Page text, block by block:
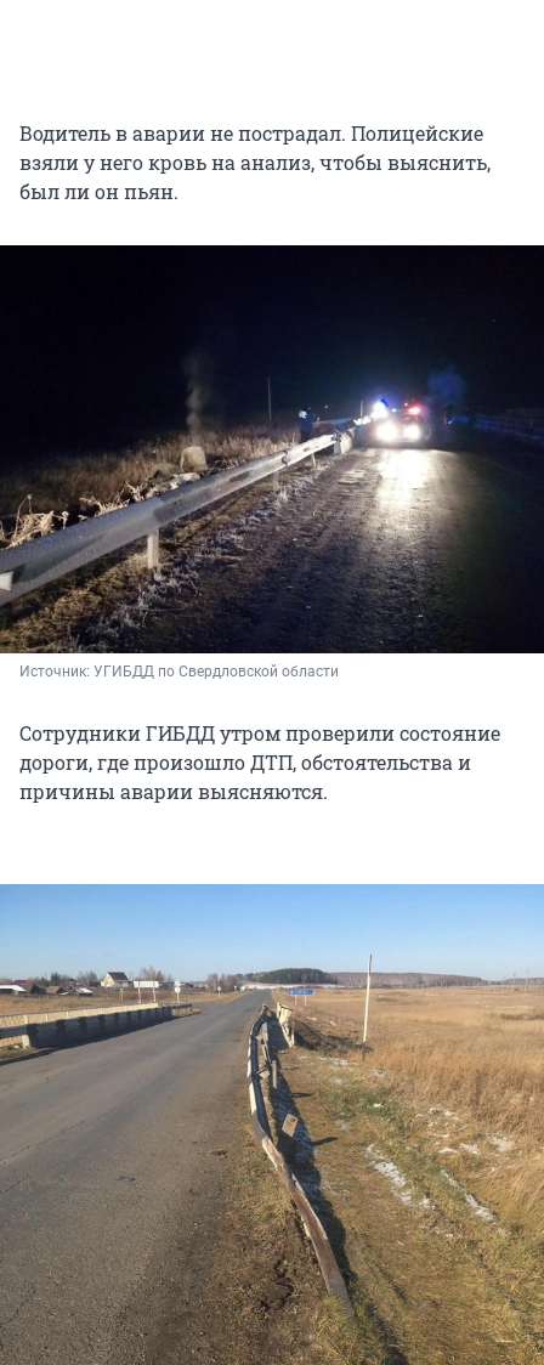
Водитель в аварии не пострадал. Полицейские
взяли у него кровь на анализ, чтобы выяснить,
был ли он пьян.
Источник: УГИБДД по Свердловской области
Сотрудники ГИБДД утром проверили состояние
дороги, где произошло ДТП, обстоятельства и
причины аварии выясняются.